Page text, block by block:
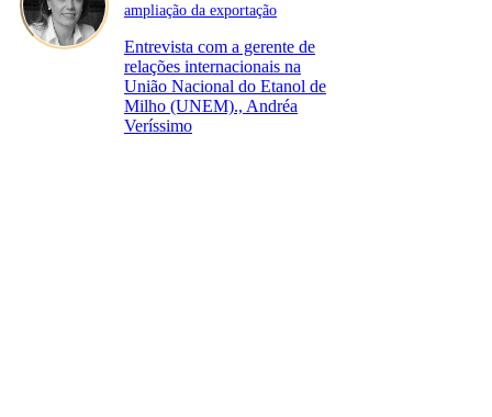
ampliação da exportação
Entrevista com a gerente de
relações internacionais na
União Nacional do Etanol de
Milho (UNEM)., Andréa
Veríssimo